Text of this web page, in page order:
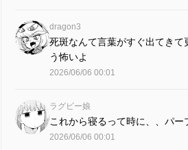
dragon3
死斑なんて言葉がすぐ出てき
う怖いよ
2026/06/06 00:01
ラグビー娘
これから寝るって時に、、パー
2026/06/06 00:01